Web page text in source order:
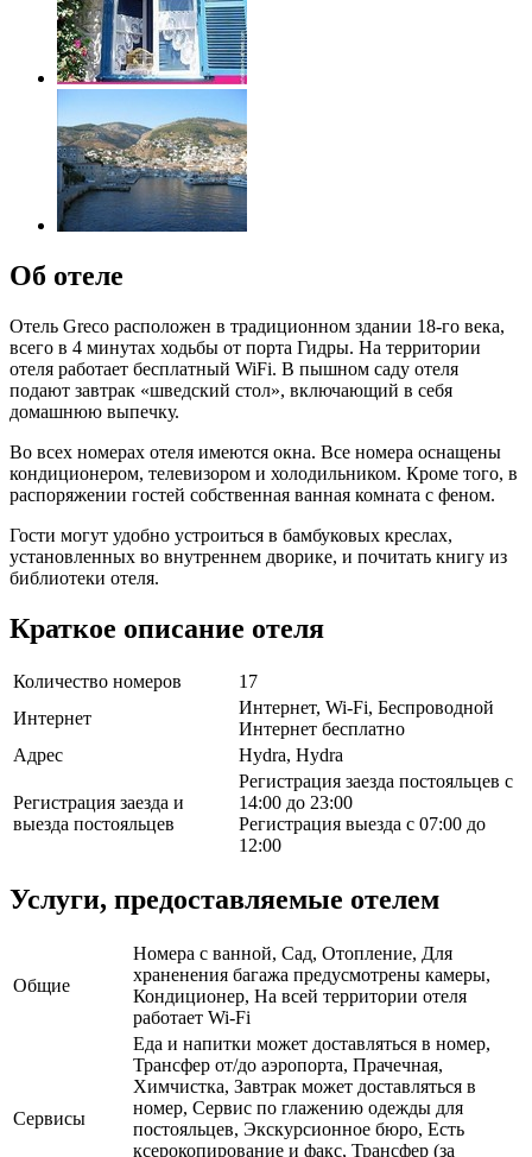
Об отеле
Отель Greco расположен в традиционном здании 18-го века,
всего в 4 минутах ходьбы от порта Гидры. На территории
отеля работает бесплатный WiFi. В пышном саду отеля
подают завтрак «шведский стол», включающий в себя
домашнюю выпечку.
Во всех номерах отеля имеются окна. Все номера оснащены
кондиционером, телевизором и холодильником. Кроме того, в
распоряжении гостей собственная ванная комната с феном.
Гости могут удобно устроиться в бамбуковых креслах,
установленных во внутреннем дворике, и почитать книгу из
библиотеки отеля.
Краткое описание отеля
Количество номеров
17
Интернет
Интернет, Wi-Fi, Беспроводной
Интернет бесплатно
Адрес
Hydra, Hydra
Регистрация заезда и
выезда постояльцев
Регистрация заезда постояльцев с
14:00 до 23:00
Регистрация выезда с 07:00 до
12:00
Услуги, предоставляемые отелем
Общие
Номера с ванной, Сад, Отопление, Для
храненения багажа предусмотрены камеры,
Кондиционер, На всей территории отеля
работает Wi-Fi
Сервисы
Еда и напитки может доставляться в номер,
Трансфер от/до аэропорта, Прачечная,
Химчистка, Завтрак может доставляться в
номер, Сервис по глажению одежды для
постояльцев, Экскурсионное бюро, Есть
ксерокопирование и факс, Трансфер (за